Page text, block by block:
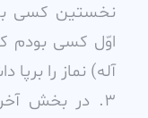
نخستين کسى
اوّل کسى بودم
آله) نماز را برپا
3. در بخش